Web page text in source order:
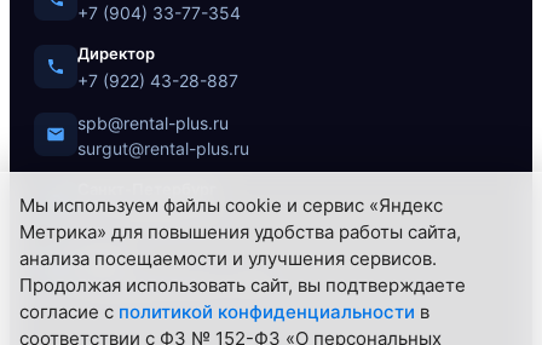
+7 (904) 33-77-354
Директор
+7 (922) 43-28-887
spb@rental-plus.ru
surgut@rental-plus.ru
ул. Литовская, 10
Сургут
Нефтеюганское ш., 62/1
Мы используем файлы cookie и сервис «Яндекс
Метрика» для повышения удобства работы сайта,
анализа посещаемости и улучшения сервисов.
Продолжая использовать сайт, вы подтверждаете
согласие с политикой конфиденциальности в
соответствии с ФЗ № 152-ФЗ «О персональных